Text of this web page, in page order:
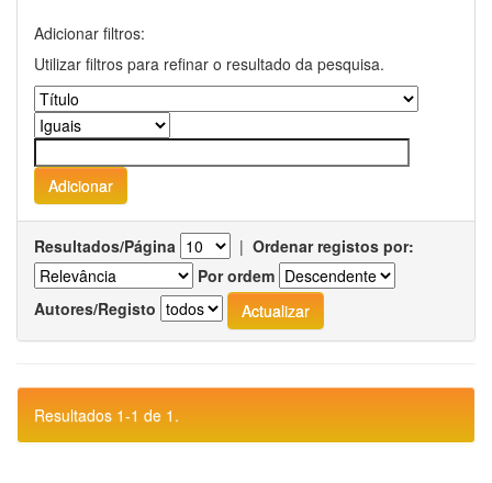
Adicionar filtros:
Utilizar filtros para refinar o resultado da pesquisa.
Resultados/Página | Ordenar registos por:
Por ordem
Autores/Registo
Resultados 1-1 de 1.